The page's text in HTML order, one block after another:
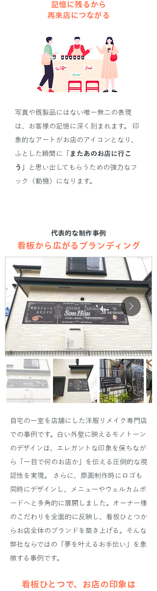
記憶に残るから
再来店につながる
写真や既製品にはない唯一無二の表現
は、お客様の記憶に深く刻まれます。 印
象的なアートがお店のアイコンとなり、
ふとした瞬間に「
またあのお店に行こ
う」
と思い出してもらうための強力なフ
ック（動機）になります。
代表的な制作事例
看板から広がるブランディング
自宅の一室を店舗にした洋服リメイク専門店
での事例です。白い外壁に映えるモノトーン
のデザインは、エレガントな印象を保ちなが
ら「一目で何のお店か」を伝える圧倒的な視
認性を実現。 さらに、原画制作時にロゴも
同時にデザインし、メニューやウェルカムボ
ードへと多角的に展開しました。オーナー様
のこだわりを全面的に反映し、看板ひとつか
らお店全体のブランドを築き上げる。そんな
弊社ならではの「夢を叶えるお手伝い」を象
徴する事例です。
看板ひとつで、お店の印象は